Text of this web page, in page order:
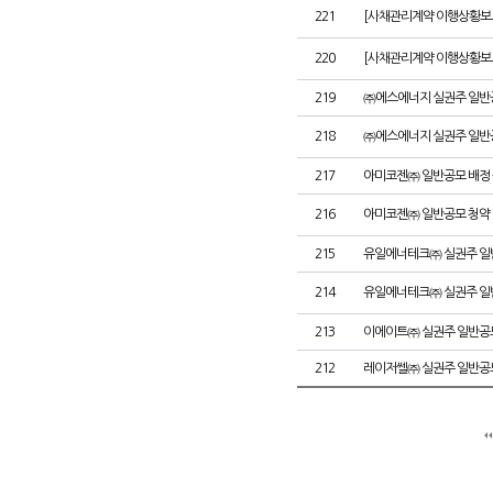
221 [사채관리계약 이행상황
220 [사채관리계약 이행상황
219 ㈜에스에너지 실권주 일반
218 ㈜에스에너지 실권주 일반
217 아미코젠㈜ 일반공모 배정
216 아미코젠㈜ 일반공모 청약
215 유일에너테크㈜ 실권주 일
214 유일에너테크㈜ 실권주 일
213 이에이트㈜ 실권주 일반공
212 레이저쎌㈜ 실권주 일반공